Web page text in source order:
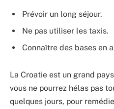
Prévoir un long séjour.
Ne pas utiliser les taxis.
Connaître des bases en
La Croatie est un grand
vous ne pourrez hélas pas
quelques jours, pour